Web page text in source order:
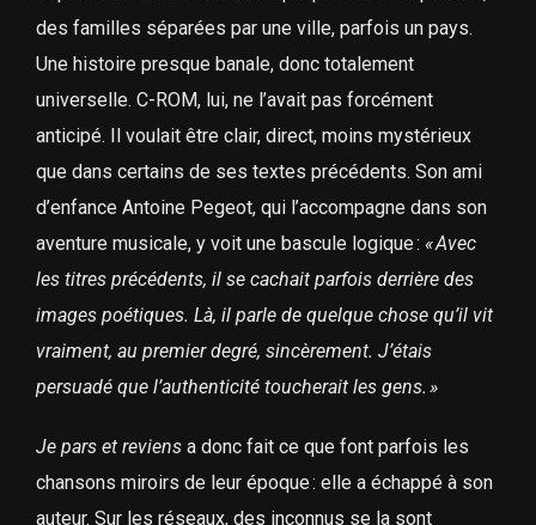
des familles séparées par une ville, parfois un pays.
Une histoire presque banale, donc totalement
universelle. C-ROM, lui, ne l’avait pas forcément
anticipé. Il voulait être clair, direct, moins mystérieux
que dans certains de ses textes précédents. Son ami
d’enfance Antoine Pegeot, qui l’accompagne dans son
aventure musicale, y voit une bascule logique : «Avec
les titres précédents, il se cachait parfois derrière des
images poétiques. Là, il parle de quelque chose qu’il vit
vraiment, au premier degré, sincèrement. J’étais
persuadé que l’authenticité toucherait les gens. »
Je pars et reviensa donc fait ce que font parfois les
chansons miroirs de leur époque : elle a échappé à son
auteur. Sur les réseaux, des inconnus se la sont